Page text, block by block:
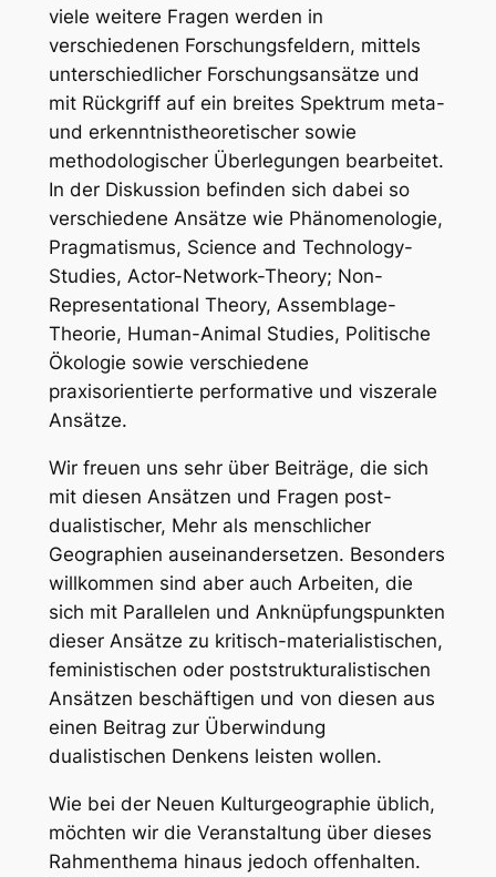
viele weitere Fragen werden in
verschiedenen Forschungsfeldern, mittels
unterschiedlicher Forschungsansätze und
mit Rückgriff auf ein breites Spektrum meta-
und erkenntnistheoretischer sowie
methodologischer Überlegungen bearbeitet.
In der Diskussion befinden sich dabei so
verschiedene Ansätze wie Phänomenologie,
Pragmatismus, Science and Technology-
Studies, Actor-Network-Theory; Non-
Representational Theory, Assemblage-
Theorie, Human-Animal Studies, Politische
Ökologie sowie verschiedene
praxisorientierte performative und viszerale
Ansätze.
Wir freuen uns sehr über Beiträge, die sich
mit diesen Ansätzen und Fragen post-
dualistischer, Mehr als menschlicher
Geographien auseinandersetzen. Besonders
willkommen sind aber auch Arbeiten, die
sich mit Parallelen und Anknüpfungspunkten
dieser Ansätze zu kritisch-materialistischen,
feministischen oder poststrukturalistischen
Ansätzen beschäftigen und von diesen aus
einen Beitrag zur Überwindung
dualistischen Denkens leisten wollen.
Wie bei der Neuen Kulturgeographie üblich,
möchten wir die Veranstaltung über dieses
Rahmenthema hinaus jedoch offenhalten.